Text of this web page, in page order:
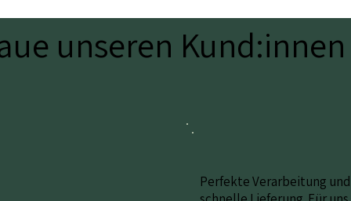
unseren Kund:innen
Perfekte Verarbeitung